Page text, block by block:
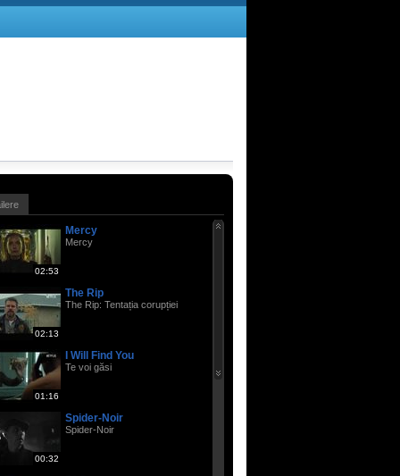
02:53
Mercy
Mercy
02:13
The Rip
The Rip: Tentația corupției
01:16
I Will Find You
Te voi găsi
00:32
Spider-Noir
Spider-Noir